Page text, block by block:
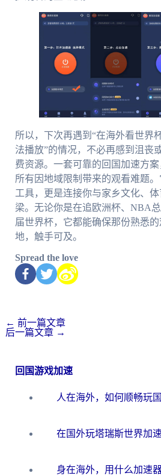
所以，下次再遇到“在海外看世界
法播放”的情况，不必再感到沮丧
费资源。一套可靠的回国加速方
所有因地域限制带来的观看难题
工具，更是连接你与家乡文化、
梁。无论你是在追欧洲杯、NBA
届世界杯，它都能确保那份熟悉
地，触手可及。
Spread the love
← 前一篇文章
后一篇文章 →
回国游戏加速